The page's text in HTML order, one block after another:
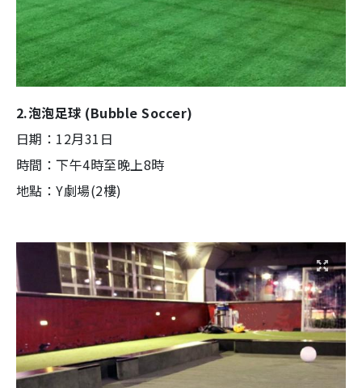
2.泡泡足球 (Bubble Soccer)
日期：12月31日
時間：下午4時至晚上8時
地點：Y劇場(2樓)